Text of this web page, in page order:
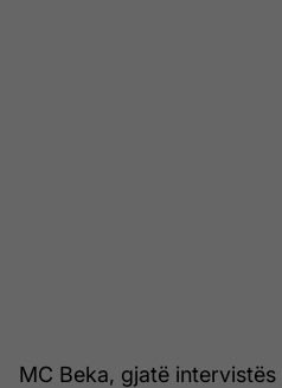
MC Beka, gjatë